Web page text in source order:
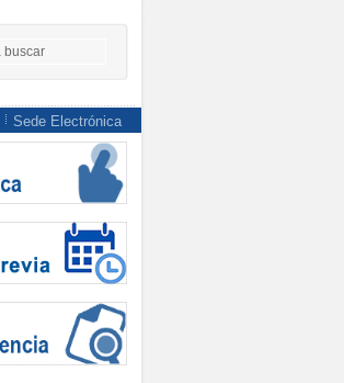
Sede Electrónica